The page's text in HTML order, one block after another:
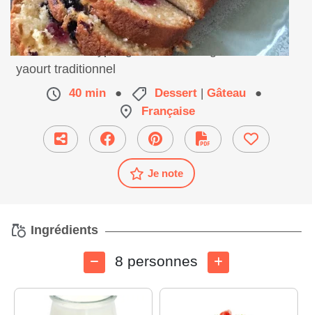
Une variante hyper gourmande du gateau au
yaourt traditionnel
40 min ● Dessert | Gâteau
●
Française
Je note
Ingrédients
8 personnes